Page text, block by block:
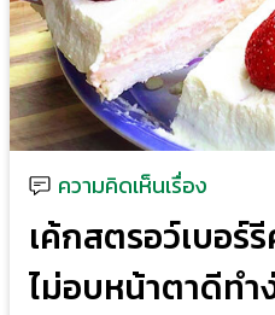
ความคิดเห็นเรื่อง
เค้กสตรอว์เบอร์
ไม่อบหน้าตาดีทำ